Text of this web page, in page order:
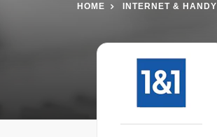
HOME INTERNET & HANDY